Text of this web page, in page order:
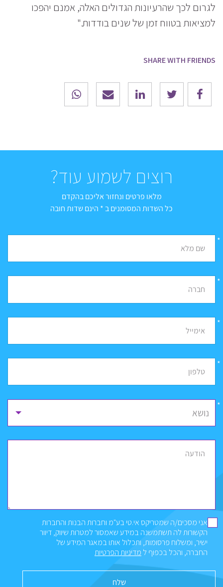
לגרום לכך שהרעיונות הגדולים האלה, אמנם יהפכו
למציאות בטווח זמן של שנים בודדות."
SHARE WITH FRIENDS
רוצים לשמוע עוד?
מלאו פרטים ונחזור אליכם בהקדם
כל השדות המסומנים ב * הינם שדות חובה
שם מלא
*
חברה
*
אימייל
*
טלפון
*
נושא
הודעה
אני מסכים/ה שמטריקס אי.טי בע"מ וחברות הבנות והחברות
הקשורות לה תשתמשנה במידע שאמסור למטרות שיווק, דיוור
ישיר, ומשלוח פרסומות, ותכלול אותו במאגר המידע של
החברה, והכל בכפוף ל מדיניות הפרטיות